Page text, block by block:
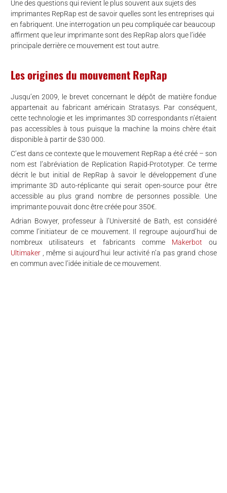
Une des questions qui revient le plus souvent aux sujets des
imprimantes RepRap est de savoir quelles sont les entreprises qui
en fabriquent. Une interrogation un peu compliquée car beaucoup
affirment que leur imprimante sont des RepRap alors que l’idée
principale derrière ce mouvement est tout autre.
Les origines du mouvement RepRap
Jusqu’en 2009, le brevet concernant le dépôt de matière fondue
appartenait au fabricant américain Stratasys. Par conséquent,
cette technologie et les imprimantes 3D correspondants n’étaient
pas accessibles à tous puisque la machine la moins chère était
disponible à partir de $30 000.
C’est dans ce contexte que le mouvement RepRap a été créé – son
nom est l’abréviation de Replication Rapid-Prototyper. Ce terme
décrit le but initial de RepRap à savoir le développement d’une
imprimante 3D auto-réplicante qui serait open-source pour être
accessible au plus grand nombre de personnes possible. Une
imprimante pouvait donc être créée pour 350€.
Adrian Bowyer, professeur à l’Université de Bath, est considéré
comme l’initiateur de ce mouvement. Il regroupe aujourd’hui de
nombreux utilisateurs et fabricants comme Makerbot ou
Ultimaker
, même si aujourd’hui leur activité n’a pas grand chose
en commun avec l’idée initiale de ce mouvement.